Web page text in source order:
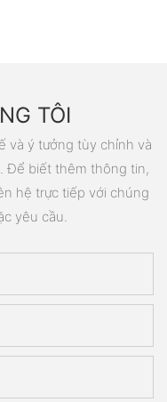
TÔI
và ý tưởng tùy chỉnh và
Để biết thêm thông tin,
hệ trực tiếp với chúng
yêu cầu.